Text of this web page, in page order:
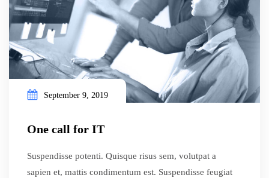
September 9, 2019
One call for IT
Suspendisse potenti. Quisque risus sem, volutpat a
sapien et, mattis condimentum est. Suspendisse feugiat